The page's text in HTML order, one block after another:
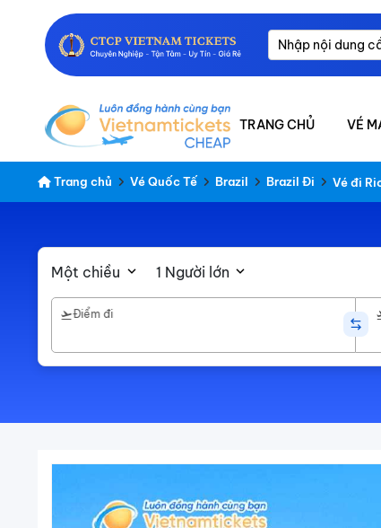
TRANG CHỦ VÉ
Trang chủ Vé Quốc Tế Brazil Brazil Đi Vé đi
Một chiều 1 Người lớn
Điểm đi